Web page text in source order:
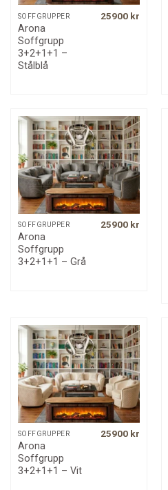
SOFFGRUPPER
Arona
Soffgrupp
3+2+1+1 –
Stålblå
25900 kr
SOFFGRUPPER
Arona
Soffgrupp
3+2+1+1 – Grå
25900 kr
SOFFGRUPPER
Arona
Soffgrupp
3+2+1+1 – Vit
25900 kr